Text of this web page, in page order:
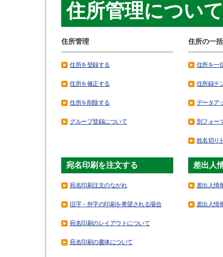
住所管理について
住所管理
住所を登録する
住所を修正する
住所を削除する
グループ登録について
住所の一
住所を一
住所録テ
データア
別フォー
姓名切り
宛名印刷を注文する
宛名印刷注文のながれ
旧字・外字の印刷を希望される場合
宛名印刷のレイアウトについて
宛名印刷の書体について
差出人
差出人情
差出人情